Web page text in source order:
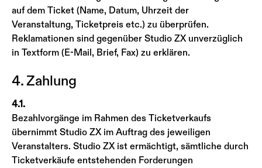
auf dem Ticket (Name, Datum, Uhrzeit der
Veranstaltung, Ticketpreis etc.) zu überprüfen.
Reklamationen sind gegenüber Studio ZX unverzüglich
in Textform (E-Mail, Brief, Fax) zu erklären.
4. Zahlung
4.1.
Bezahlvorgänge im Rahmen des Ticketverkaufs
übernimmt Studio ZX im Auftrag des jeweiligen
Veranstalters. Studio ZX ist ermächtigt, sämtliche durch
Ticketverkäufe entstehenden Forderungen